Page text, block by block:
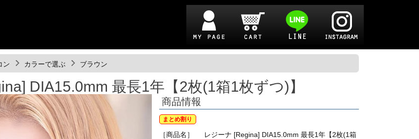
ン カラーで選ぶ ブラウン
DIA15.0mm 最長1年【2枚(1箱1枚ずつ)】
商品情報
まとめ割り
［商品名］
レジーナ [Regina] DIA15.0mm 最長1年【2枚(1箱